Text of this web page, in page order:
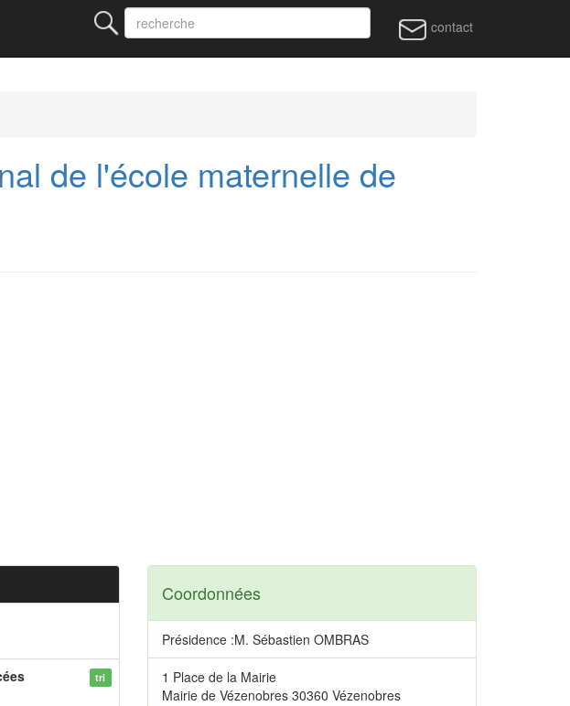
contact
de l'école maternelle de
tri
Coordonnées
Présidence :M. Sébastien OMBRAS
1 Place de la Mairie
Mairie de Vézenobres 30360 Vézenobres